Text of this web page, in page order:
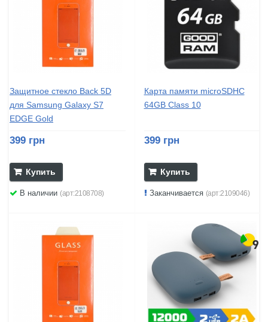
Защитное стекло Back 5D
для Samsung Galaxy S7
EDGE Gold
399 грн
Купить
В наличии (арт:2108708)
Карта памяти microSDHC
64GB Class 10
399 грн
Купить
Заканчивается (арт:2109046)